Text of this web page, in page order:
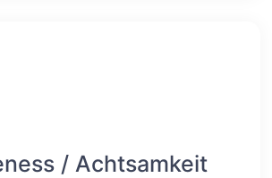
/ Achtsamkeit